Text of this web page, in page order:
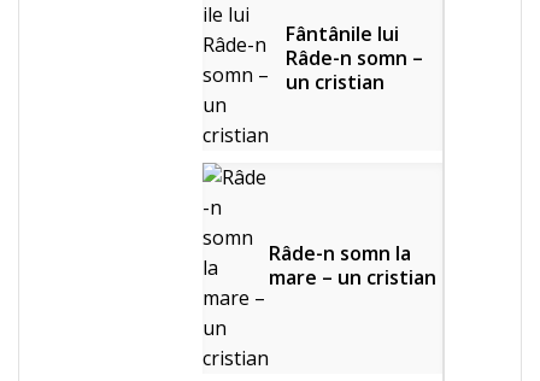
Fântânile lui
Râde-n somn –
un cristian
Râde-n somn la
mare – un cristian